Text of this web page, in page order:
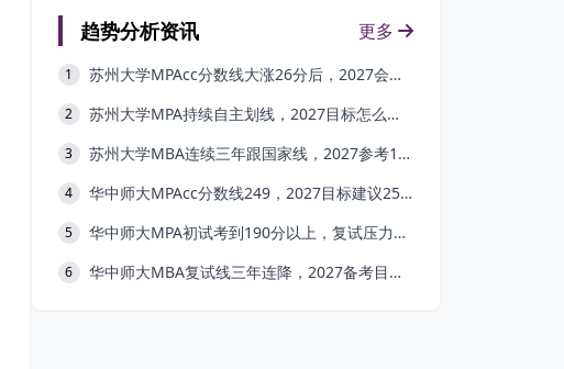
趋势分析资讯 更多
1 苏州大学MPAcc分数线大涨26分后，2027会回调吗？
2 苏州大学MPA持续自主划线，2027目标怎么定？
3 苏州大学MBA连续三年跟国家线，2027参考146分
4 华中师大MPAcc分数线249，2027目标建议255+
5 华中师大MPA初试考到190分以上，复试压力会小很多
6 华中师大MBA复试线三年连降，2027备考目标155+